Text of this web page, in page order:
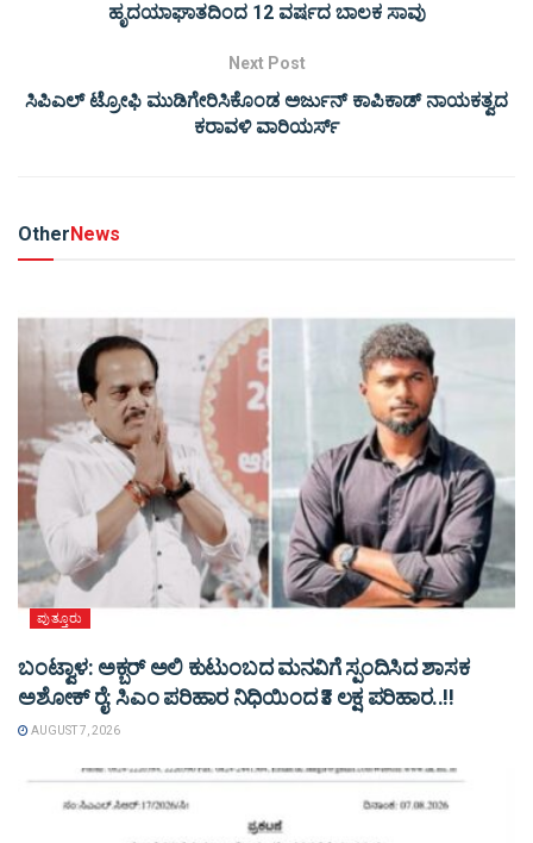
ಹೃದಯಾಘಾತದಿಂದ 12 ವರ್ಷದ ಬಾಲಕ ಸಾವು
Next Post
ಸಿಪಿಎಲ್ ಟ್ರೋಫಿ ಮುಡಿಗೇರಿಸಿಕೊಂಡ ಅರ್ಜುನ್ ಕಾಪಿಕಾಡ್ ನಾಯಕತ್ವದ
ಕರಾವಳಿ ವಾರಿಯರ್ಸ್‌
OtherNews
ಪುತ್ತೂರು
ಬಂಟ್ವಾಳ: ಅಕ್ಬರ್ ಅಲಿ ಕುಟುಂಬದ ಮನವಿಗೆ ಸ್ಪಂದಿಸಿದ ಶಾಸಕ
ಅಶೋಕ್ ರೈ: ಸಿಎಂ ಪರಿಹಾರ ನಿಧಿಯಿಂದ ₹3 ಲಕ್ಷ ಪರಿಹಾರ..!!
AUGUST 7, 2026